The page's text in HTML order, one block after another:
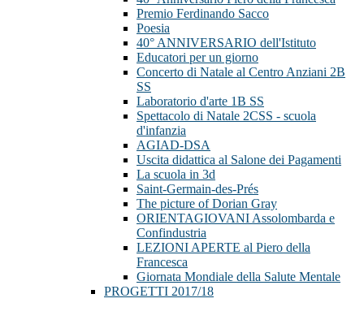
Premio Ferdinando Sacco
Poesia
40° ANNIVERSARIO dell'Istituto
Educatori per un giorno
Concerto di Natale al Centro Anziani 2B
SS
Laboratorio d'arte 1B SS
Spettacolo di Natale 2CSS - scuola
d'infanzia
AGIAD-DSA
Uscita didattica al Salone dei Pagamenti
La scuola in 3d
Saint-Germain-des-Prés
The picture of Dorian Gray
ORIENTAGIOVANI Assolombarda e
Confindustria
LEZIONI APERTE al Piero della
Francesca
Giornata Mondiale della Salute Mentale
PROGETTI 2017/18